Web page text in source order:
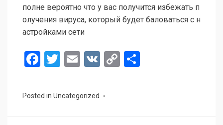
полне вероятно что у вас получится избежать п
олучения вируса, который будет баловаться с н
астройками сети
F
ce
T
tt
E
ail
V
C
Posted in Uncategorized